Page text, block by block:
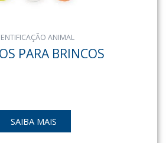
ANIMAL
PARA BRINCOS
SAIBA MAIS